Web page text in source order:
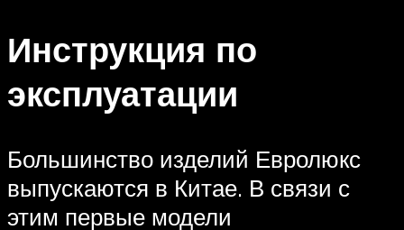
Инструкция по
эксплуатации
Большинство изделий Евролюкс
выпускаются в Китае. В связи с
этим первые модели